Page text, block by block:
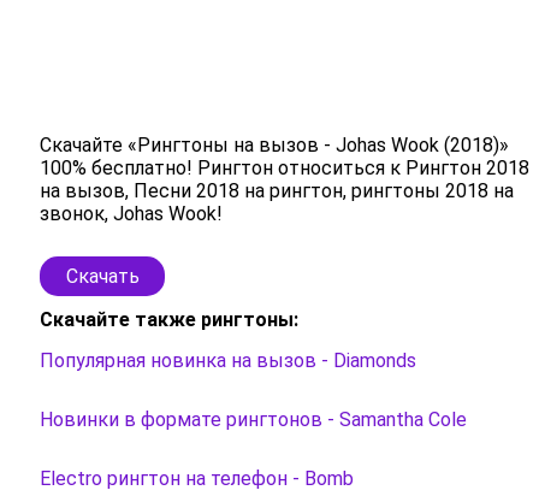
Скачайте «Рингтоны на вызов - Johas Wook (2018)»
100% бесплатно! Рингтон относиться к Рингтон 2018
на вызов, Песни 2018 на рингтон, рингтоны 2018 на
звонок, Johas Wook!
Скачать
Скачайте также рингтоны:
Популярная новинка на вызов - Diamonds
Новинки в формате рингтонов - Samantha Cole
Electro рингтон на телефон - Bomb